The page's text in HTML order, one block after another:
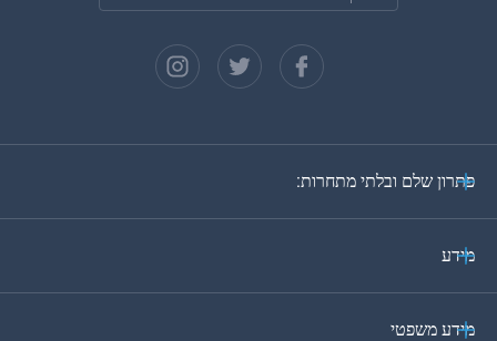
גרמנית
פתרון שלם ובלתי מתחרות:
מידע
מידע משפטי